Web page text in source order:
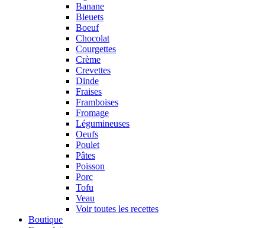
Banane
Bleuets
Boeuf
Chocolat
Courgettes
Crème
Crevettes
Dinde
Fraises
Framboises
Fromage
Légumineuses
Oeufs
Poulet
Pâtes
Poisson
Porc
Tofu
Veau
Voir toutes les recettes
Boutique